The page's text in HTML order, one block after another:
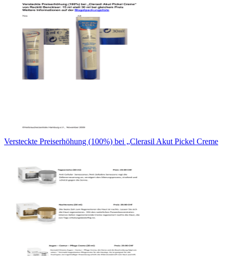
Versteckte Preiserhöhung (100%) bei „Clerasil Akut Pickel Creme